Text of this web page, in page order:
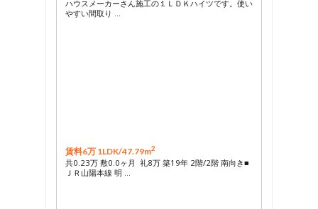
ハウスメーカーさん施工の１ＬＤＫハイツです。使い
やすい間取り …
賃料6万 1LDK/47.79m2
共0.23万 敷0.0ヶ月 礼8万 築19年 2階/2階 南向き■
ＪＲ山陽本線 明 …